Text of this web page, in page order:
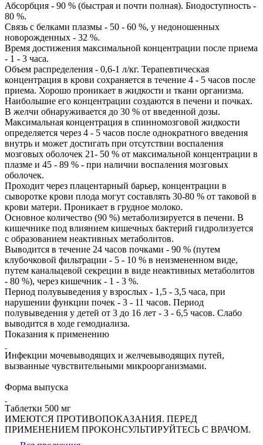
Абсорбция - 90 % (быстрая и почти полная). Биодоступность -
80 %.
Связь с белками плазмы - 50 - 60 %, у недоношенных
новорожденных - 32 %.
Время достижения максимальной концентрации после приема
- 1 - 3 часа.
Объем распределения - 0,6-1 л/кг. Терапевтическая
концентрация в крови сохраняется в течение 4 - 5 часов после
приема. Хорошо проникает в жидкости и ткани организма.
Наибольшие его концентрации создаются в печени и почках.
В желчи обнаруживается до 30 % от введенной дозы.
Максимальная концентрация в спинномозговой жидкости
определяется через 4 - 5 часов после однократного введения
внутрь и может достигать при отсутствии воспаления
мозговых оболочек 21- 50 % от максимальной концентрации в
плазме и 45 - 89 % - при наличии воспаления мозговых
оболочек.
Проходит через плацентарный барьер, концентрации в
сыворотке крови плода могут составлять 30-80 % от таковой в
крови матери. Проникает в грудное молоко.
Основное количество (90 %) метаболизируется в печени. В
кишечнике под влиянием кишечных бактерий гидролизуется
с образованием неактивных метаболитов.
Выводится в течение 24 часов почками - 90 % (путем
клубочковой фильтрации - 5 - 10 % в неизмененном виде,
путем канальцевой секреции в виде неактивных метаболитов
- 80 %), через кишечник - 1 - 3 %.
Период полувыведения у взрослых - 1,5 - 3,5 часа, при
нарушении функции почек - 3 - 11 часов. Период
полувыведения у детей от 3 до 16 лет - 3 - 6,5 часов. Слабо
выводится в ходе гемодиализа.
Показания к применению
Инфекции мочевыводящих и желчевыводящих путей,
вызванные чувствительными микроорганизмами.
Форма выпуска
Таблетки 500 мг
ИМЕЮТСЯ ПРОТИВОПОКАЗАНИЯ. ПЕРЕД
ПРИМЕНЕНИЕМ ПРОКОНСУЛЬТИРУЙТЕСЬ С ВРАЧОМ.